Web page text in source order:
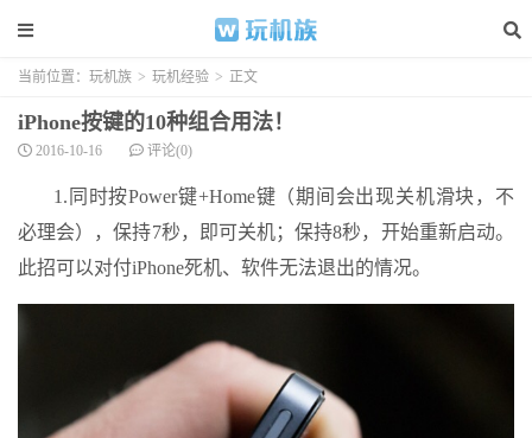
当前位置： 玩机族 > 玩机经验 > 正文
iPhone按键的10种组合用法！
2016-10-16 评论(0)
1.同时按Power键+Home键（期间会出现关机滑块，不
必理会），保持7秒，即可关机；保持8秒，开始重新启动。
此招可以对付iPhone死机、软件无法退出的情况。